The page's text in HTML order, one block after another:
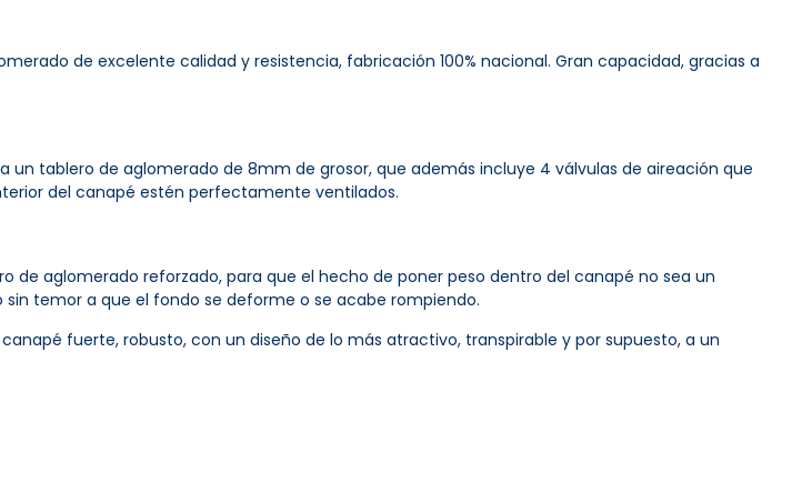
de excelente calidad y resistencia, fabricación 100% nacional. Gran capacidad, gracias a
tablero de aglomerado de 8mm de grosor, que además incluye 4 válvulas de aireación que
del canapé estén perfectamente ventilados.
aglomerado reforzado, para que el hecho de poner peso dentro del canapé no sea un
temor a que el fondo se deforme o se acabe rompiendo.
fuerte, robusto, con un diseño de lo más atractivo, transpirable y por supuesto, a un